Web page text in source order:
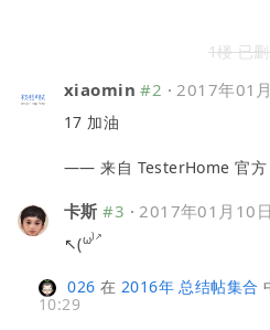
1楼 已
xiaomin #2 · 2017年01
17 加油
—— 来自 TesterHome 官
卡斯 #3 ·2017年01月10日
↖(ω)↗
026 在 2016年 总结帖集合
10:29